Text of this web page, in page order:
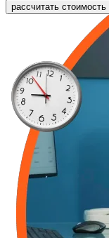
рассчитать стоимость